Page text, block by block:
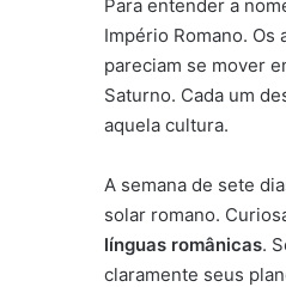
Para entender a
Império Romano.
pareciam se mover
Saturno. Cada um
aquela cultura.
A semana de sete
solar romano.
línguas românicas.
claramente seus